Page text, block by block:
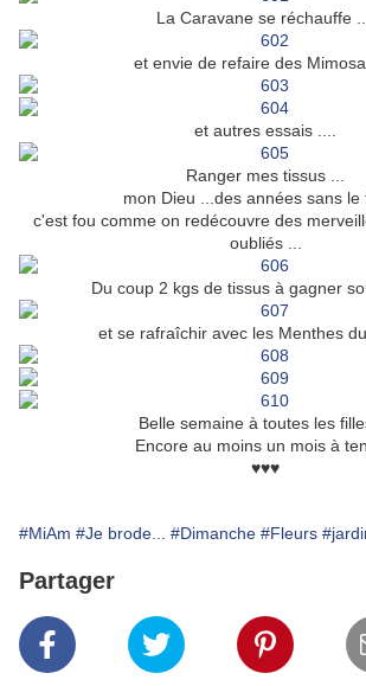
La Caravane se réchauffe ....
et envie de refaire des
et autres essais ....
Ranger mes tissus ...
mon Dieu ...des années sans le
c'est fou comme on redécouvre des
oubliés ...
Du coup 2 kgs de tissus à gagner
et se rafraîchir avec les Menthes du
Belle semaine à toutes les
Encore au moins un mois à
♥♥♥
#MiAm #Je brode... #Dimanche #Fleurs
Partager